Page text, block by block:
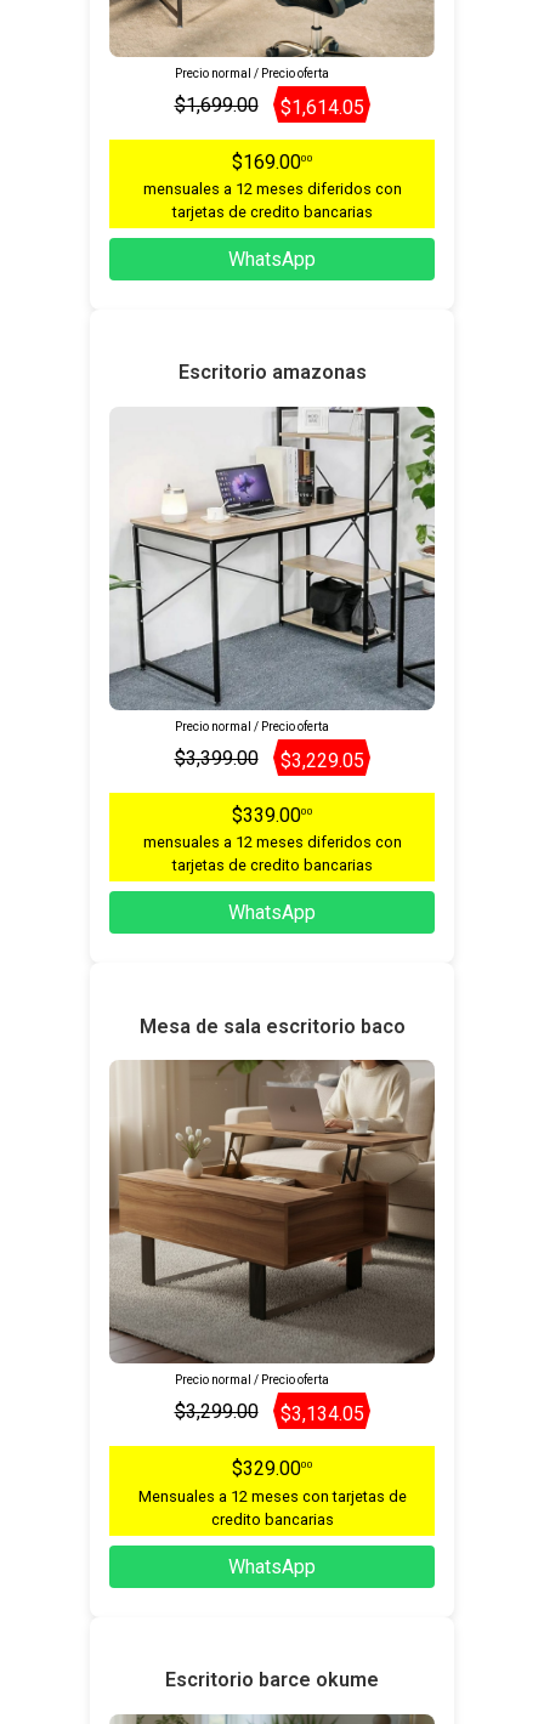
Precio normal / Precio oferta
$1,699.00 $1,614.05
$169.0000
mensuales a 12 meses diferidos con
tarjetas de credito bancarias
WhatsApp
Escritorio amazonas
Precio normal / Precio oferta
$3,399.00 $3,229.05
$339.0000
mensuales a 12 meses diferidos con
tarjetas de credito bancarias
WhatsApp
Mesa de sala escritorio baco
Precio normal / Precio oferta
$3,299.00 $3,134.05
$329.0000
Mensuales a 12 meses con tarjetas de
credito bancarias
WhatsApp
Escritorio barce okume